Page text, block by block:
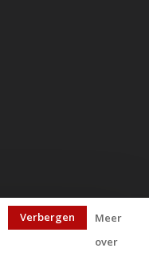
Verbergen
Meer
over